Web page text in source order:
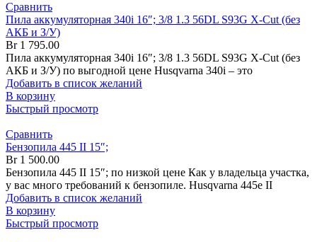
Сравнить
Пила аккумуляторная 340i 16″; 3/8 1.3 56DL S93G X-Cut (без
АКБ и З/У)
Br1 795.00
Пила аккумуляторная 340i 16″; 3/8 1.3 56DL S93G X-Cut (без
АКБ и З/У) по выгодной цене Husqvarna 340i – это
Добавить в список желаний
В корзину
Быстрый просмотр
Сравнить
Бензопила 445 II 15″;
Br1 500.00
Бензопила 445 II 15″; по низкой цене Как у владельца участка,
у вас много требований к бензопиле. Husqvarna 445e II
Добавить в список желаний
В корзину
Быстрый просмотр